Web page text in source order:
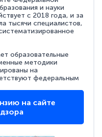
и науки
с 2018 года, и за
тысячи специалистов,
образовательные
методики
на
федеральным
на сайте